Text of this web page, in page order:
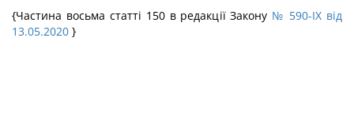
{Частина восьма статті 150 в редакції Закону № 590-IX від
13.05.2020 }